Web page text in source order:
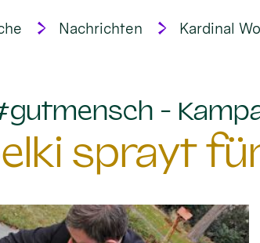
Nachrichten Kardinal
-
sprayt